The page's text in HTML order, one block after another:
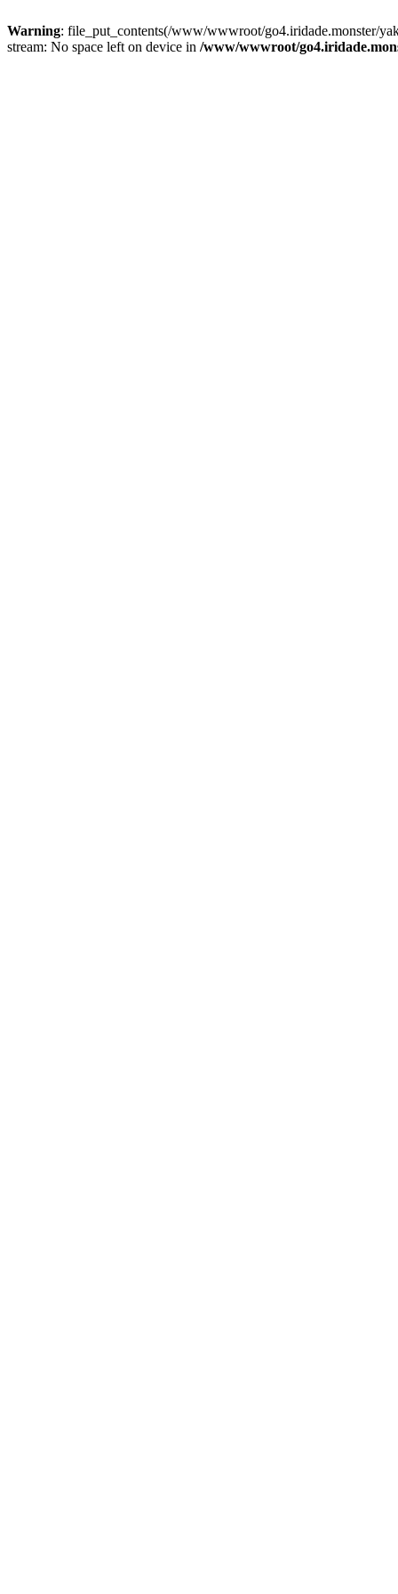
Warning: file_put_contents(/www/wwwroot/go4.iridade.monster/
stream: No space left on device in /www/wwwroot/